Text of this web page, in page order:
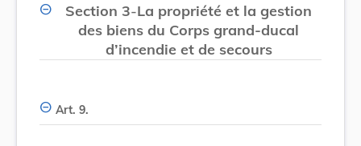
Section 3-La propriété et la gestion
des biens du Corps grand-ducal
d’incendie et de secours
Art. 9.